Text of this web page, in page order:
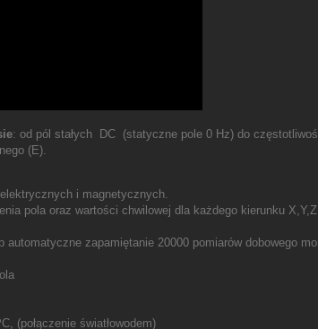
: od pól stałych DC (statyczne pole 0 Hz) do
(E).
i magnetycznych.
pola oraz wartości chwilowej dla każdego kierunku
zapamiętanie 20000 pomiarów dobowego
(połączenie światłowodem)